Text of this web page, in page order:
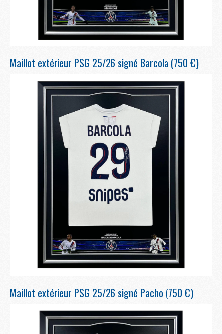
Maillot extérieur PSG 25/26 signé Barcola (750 €)
Maillot extérieur PSG 25/26 signé Pacho (750 €)